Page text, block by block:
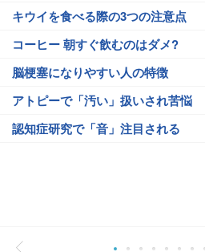
キウイを食べる際の3つの注意点
コーヒー 朝すぐ飲むのはダメ?
脳梗塞になりやすい人の特徴
アトピーで「汚い」扱いされ苦悩
認知症研究で「音」注目される